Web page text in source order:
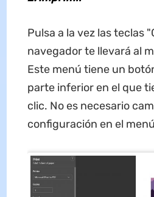
Pulsa a la vez las teclas
navegador te llevará al
Este menú tiene un
parte inferior en el que
clic. No es necesario
configuración en el